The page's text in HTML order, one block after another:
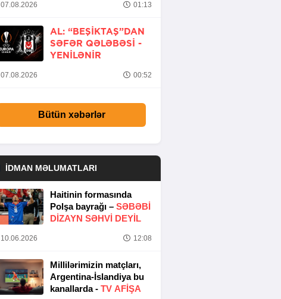
07.08.2026 01:13
AL: “BEŞIKTAŞ”DAN
SƏFƏR QƏLƏBƏSI -
YENİLƏNİR
07.08.2026 00:52
Bütün xəbərlər
İDMAN MƏLUMATLARI
Haitinin formasında
Polşa bayrağı – SƏBƏBI
DIZAYN SƏHVI DEYIL
10.06.2026 12:08
Millilərimizin matçları,
Argentina-İslandiya bu
kanallarda - TV AFİŞA